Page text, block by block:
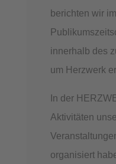
berichten wir
innerhalb des
um Herzwerk
In der
Aktivitäten
organisiert